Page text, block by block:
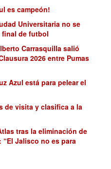
es campeón!
Universitaria no se
final de futbol
Carrasquilla salió
2026 entre Pumas
Azul está para pelear el
de visita y clasifica a la
tras la eliminación de
“El Jalisco no es para